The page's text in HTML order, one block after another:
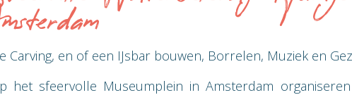
Carving, en of een IJsbar bouwen, Borrelen, Muziek en
het sfeervolle Museumplein in Amsterdam